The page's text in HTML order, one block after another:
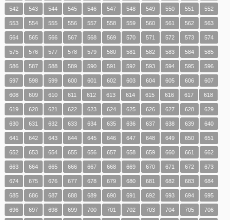
542 543 544 545 546 547 548 549 550 551 552
553 554 555 556 557 558 559 560 561 562 563
564 565 566 567 568 569 570 571 572 573 574
575 576 577 578 579 580 581 582 583 584 585
586 587 588 589 590 591 592 593 594 595 596
597 598 599 600 601 602 603 604 605 606 607
608 609 610 611 612 613 614 615 616 617 618
619 620 621 622 623 624 625 626 627 628 629
630 631 632 633 634 635 636 637 638 639 640
641 642 643 644 645 646 647 648 649 650 651
652 653 654 655 656 657 658 659 660 661 662
663 664 665 666 667 668 669 670 671 672 673
674 675 676 677 678 679 680 681 682 683 684
685 686 687 688 689 690 691 692 693 694 695
696 697 698 699 700 701 702 703 704 705 706